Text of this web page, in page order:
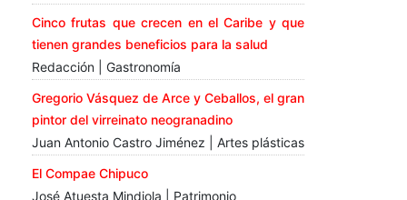
Cinco frutas que crecen en el Caribe y que
tienen grandes beneficios para la salud
Redacción | Gastronomía
Gregorio Vásquez de Arce y Ceballos, el gran
pintor del virreinato neogranadino
Juan Antonio Castro Jiménez | Artes plásticas
El Compae Chipuco
José Atuesta Mindiola | Patrimonio